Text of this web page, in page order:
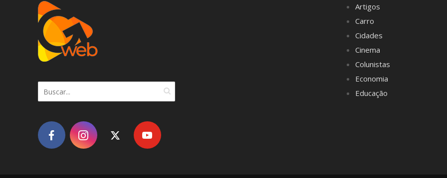
Artigos
Carro
Cidades
Cinema
Colunistas
Economia
Educação